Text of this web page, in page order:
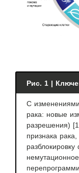
Рис. 1 |
С
рака: новые
разрешения)
признака